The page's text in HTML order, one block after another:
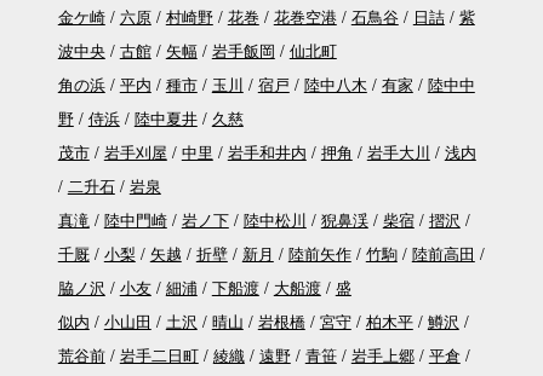
金ケ崎
六原 村崎野 花巻 花巻空港 石鳥谷 日詰
紫
波中央
古館 矢幅 岩手飯岡
仙北町
角の浜
平内 種市 玉川 宿戸 陸中八木 有家
陸中中
野
侍浜 陸中夏井
久慈
茂市
岩手刈屋 中里 岩手和井内 押角 岩手大川
浅内
二升石
岩泉
真滝
陸中門崎 岩ノ下 陸中松川 猊鼻渓 柴宿
摺沢
千厩
小梨 矢越 折壁 新月 陸前矢作 竹駒
陸前高田
脇ノ沢
小友 細浦 下船渡 大船渡
盛
似内
小山田 土沢 晴山 岩根橋 宮守 柏木平
鱒沢
荒谷前
岩手二日町 綾織 遠野 青笹 岩手上郷
平倉